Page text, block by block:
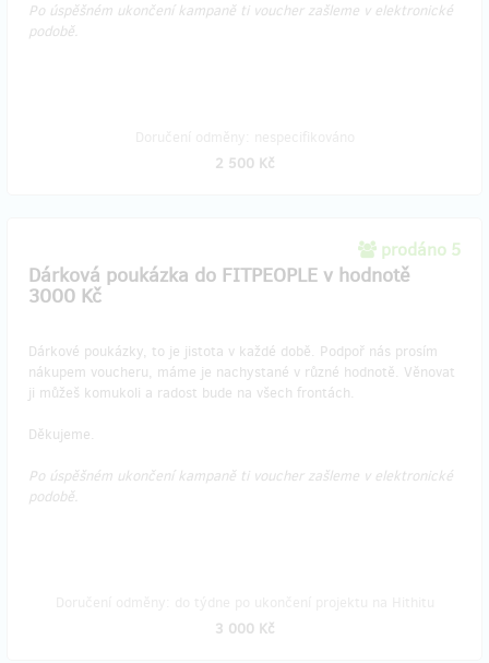
Po úspěšném ukončení kampaně ti voucher zašleme v elektronické
podobě.
2 500 Kč
prodáno 5
Dárková poukázka do FITPEOPLE v hodnotě
3000 Kč
Dárkové poukázky, to je jistota v každé době. Podpoř nás prosím
nákupem voucheru, máme je nachystané v různé hodnotě. Věnovat
ji můžeš komukoli a radost bude na všech frontách.
Děkujeme.
Po úspěšném ukončení kampaně ti voucher zašleme v elektronické
podobě.
3 000 Kč